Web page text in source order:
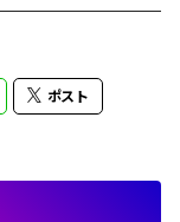
ポスト